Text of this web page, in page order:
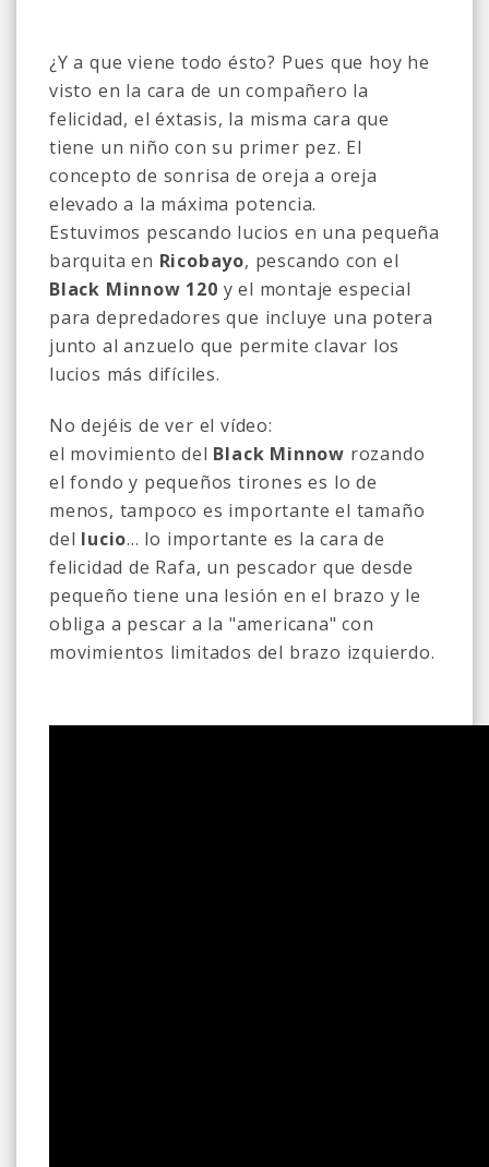
¿Y a que viene todo ésto? Pues que hoy he
visto en la cara de un compañero la
felicidad, el éxtasis, la misma cara que
tiene un niño con su primer pez. El
concepto de sonrisa de oreja a oreja
elevado a la máxima potencia.
Estuvimos pescando lucios en una pequeña
barquita en Ricobayo, pescando con el
Black Minnow 120 y el montaje especial
para depredadores que incluye una potera
junto al anzuelo que permite clavar los
lucios más difíciles.
No dejéis de ver el vídeo:
el movimiento del Black Minnow rozando
el fondo y pequeños tirones es lo de
menos, tampoco es importante el tamaño
del lucio... lo importante es la cara de
felicidad de Rafa, un pescador que desde
pequeño tiene una lesión en el brazo y le
obliga a pescar a la "americana" con
movimientos limitados del brazo izquierdo.